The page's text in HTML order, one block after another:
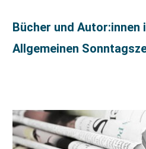
Bücher und
Allgemeinen